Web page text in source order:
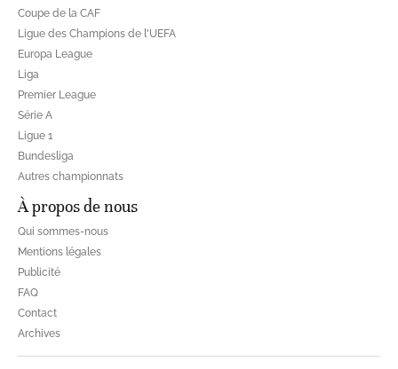
Coupe de la CAF
Ligue des Champions de l'UEFA
Europa League
Liga
Premier League
Série A
Ligue 1
Bundesliga
Autres championnats
À propos de nous
Qui sommes-nous
Mentions légales
Publicité
FAQ
Contact
Archives